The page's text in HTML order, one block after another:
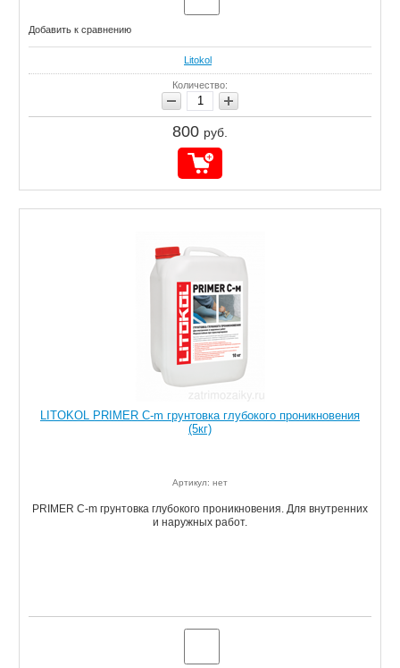
Добавить к сравнению
Litokol
Количество:
800 руб.
LITOKOL PRIMER C-m грунтовка глубокого проникновения
(5кг)
Артикул: нет
PRIMER C-m грунтовка глубокого проникновения. Для внутренних
и наружных работ.